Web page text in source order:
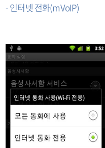
- 인터넷 전화(mVoIP)